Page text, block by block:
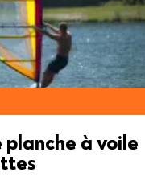
planche à voile